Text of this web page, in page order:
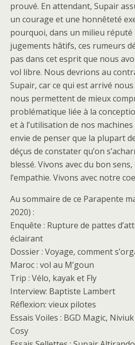
prouvé. En attendant, Supair
un courage et une honnêteté
pourquoi, dans un milieu réputé
jugements hâtifs, ces rumeurs
pas dans cet esprit que nous
vol libre. Nous devrions au
Supair, car ce qui est arrivé
nous permettent de mieux
problématique liée à la
et à l’utilisation de nos
envie de penser que la plupart
déçus de constater qu’on
blessé. Vivons avec du bon
l’empathie. Vivons avec notre
Au sommaire de ce Parapente
2020) :
Enquête : Rupture de pattes
éclairant
Dossier : Voyage, comment
Maroc : vol au M’goun
Trip : Vélo, kayak et Fly
Interview: Baptiste Lambert
Réflexion: vieux pilotes
Essais Voiles : BGD Magic,
Cosy